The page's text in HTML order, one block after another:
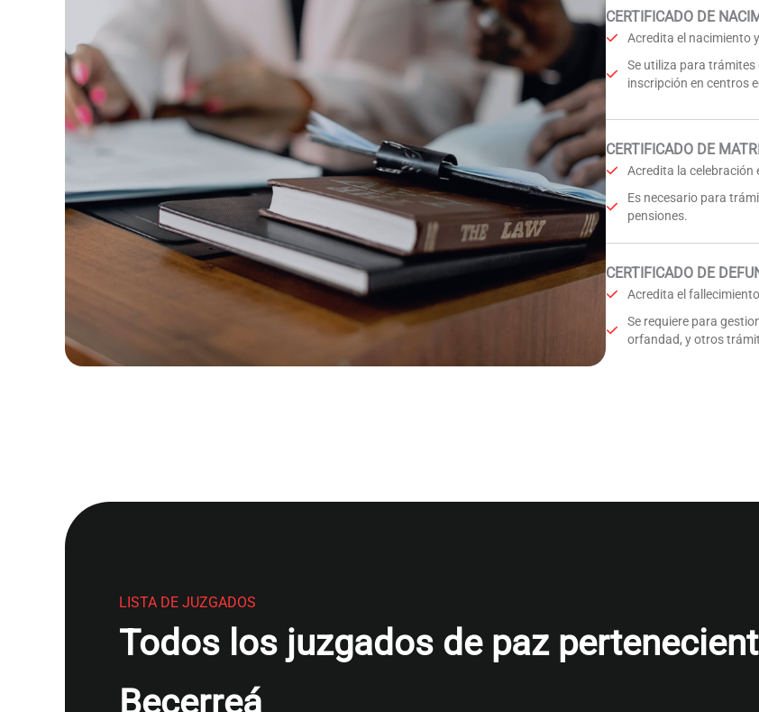
CERTIFICADO DE
Acredita el nacimiento
Se utiliza para
inscripción en centros
CERTIFICADO DE
Acredita la celebración
Es necesario para
pensiones.
CERTIFICADO DE
Acredita el
Se requiere para
orfandad, y otros
LISTA DE JUZGADOS
Todos los juzgados de paz
Becerreá